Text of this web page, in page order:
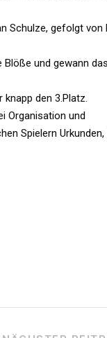
Schulze, gefolgt von
und gewann
den 3.Platz.
Organisation und
Spielern Urkunden,